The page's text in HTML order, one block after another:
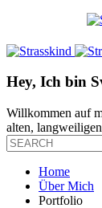
Hey, Ich bin
Willkommen auf
alten,
Home
Über Mich
Portfolio